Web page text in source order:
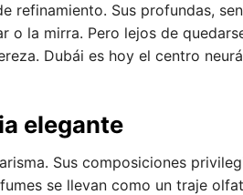
refinamiento. Sus profundas,
o la mirra. Pero lejos de
Dubái es hoy el centro
elegante
Sus composiciones
se llevan como un traje